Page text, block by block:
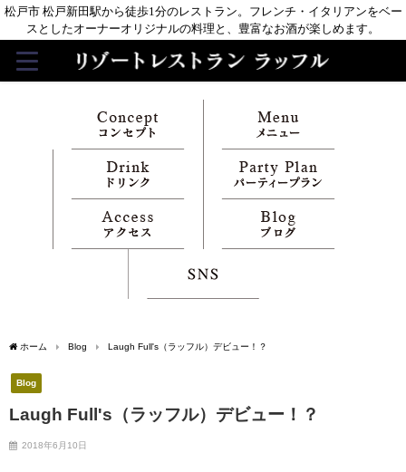
松戸市 松戸新田駅から徒歩1分のレストラン。フレンチ・イタリアンをベー
スとしたオーナーオリジナルの料理と、豊富なお酒が楽しめます。
ホーム Blog Laugh Full's（ラッフル）デビュー！？
Blog
Laugh Full's（ラッフル）デビュー！？
2018年6月10日